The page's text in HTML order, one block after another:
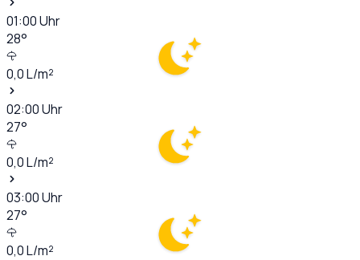
01:00Uhr
28°
0,0L/m²
02:00Uhr
27°
0,0L/m²
03:00Uhr
27°
0,0L/m²